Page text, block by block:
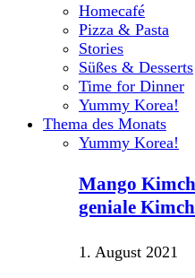
Homecafé
Pizza & Pasta
Stories
Süßes & Desserts
Time for Dinner
Yummy Korea!
Thema des Monats
Yummy Korea!
Mango
geniale
1. August 2021